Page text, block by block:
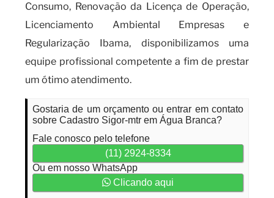
Consumo, Renovação da Licença de Operação,
Licenciamento Ambiental Empresas e
Regularização Ibama, disponibilizamos uma
equipe profissional competente a fim de prestar
um ótimo atendimento.
Gostaria de um orçamento ou entrar em contato
sobre Cadastro Sigor-mtr em Água Branca?
Fale conosco pelo telefone
(11) 2924-8334
Ou em nosso WhatsApp
Clicando aqui